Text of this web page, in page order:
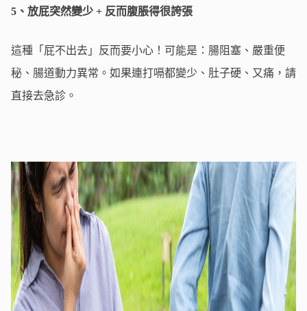
5、放屁突然變少 + 反而腹脹得很誇張
這種「屁不出去」反而要小心！可能是：腸阻塞、嚴重便
秘、腸道動力異常。如果連打嗝都變少、肚子硬、又痛，請
直接去急診。